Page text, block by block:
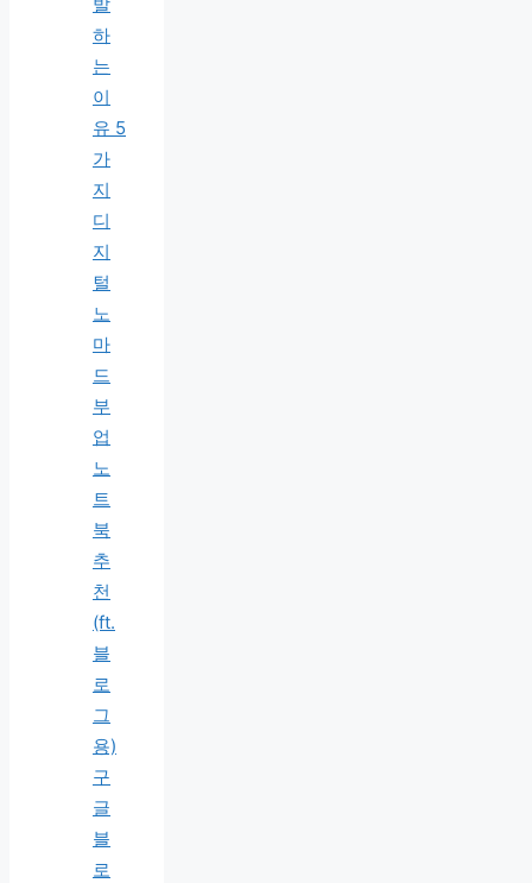
발
하
는
이
유 5
가
지
디
지
털
노
마
드
부
업
노
트
북
추
천
(ft.
블
로
그
용)
구
글
블
로